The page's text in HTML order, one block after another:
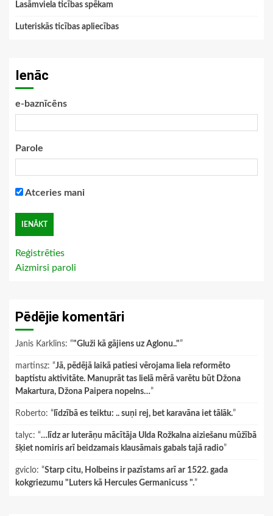
Lasāmviela ticības spēkam
Luteriskās ticības apliecības
Ienāc
e-baznīcēns
Parole
Atceries mani
Reģistrēties
Aizmirsi paroli
Pēdējie komentāri
Janis Karklins: “"Gluži kā gājiens uz Aglonu.."”
martinsz: “Jā, pēdējā laikā patiesi vērojama liela reformēto
baptistu aktivitāte. Manuprāt tas lielā mērā varētu būt Džona
Makartura, Džona Paipera nopelns…”
Roberto: “ līdzībā es teiktu: .. suņi rej, bet karavāna iet tālāk.”
talyc: “…līdz ar luterāņu mācītāja Ulda Rožkalna aiziešanu mūžībā
šķiet nomiris arī beidzamais klausāmais gabals tajā radio”
gviclo: “Starp citu, Holbeins ir pazīstams arī ar 1522. gada
kokgriezumu "Luters kā Hercules Germanicuss ".”